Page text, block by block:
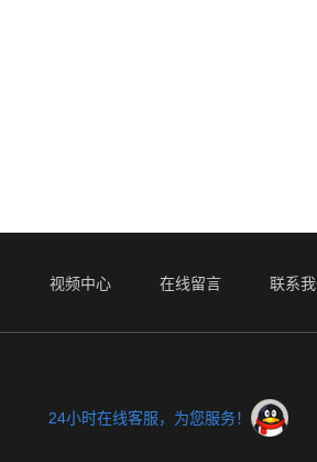
视频中心 在线留言 联系
24小时在线客服，为您服务！